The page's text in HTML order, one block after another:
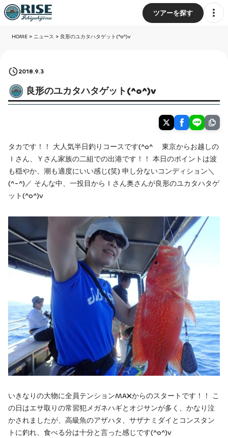
ツアーを探す
HOME> ニュース > 良形のユカタハタゲット(^o^)v
2018.9.3
良形のユカタハタゲット(^o^)v
タカです！！ 大人気半日釣りコースです(^o^ゞ 東京からお越しの
Ｉさん、Ｙさん家族の二組での出港です！！ 本日のポイントは波
も穏やか、潮も適度にいい感じ(笑) 申し分ないコンディション＼
(^-^)／ そんな中、一投目からＩさん奥さんが良形のユカタハタゲ
ット(^o^)v
いきなりの大物に全員テンションMAXからのスタートです！！ こ
の日はエサ取りの常習犯メガネハギとオジサンが多く、かなり泣
かされましたが、高級魚のアザハタ、サザナミダイとコンスタン
トに釣れ、食べる分は十分と言った感じです(^o^)v